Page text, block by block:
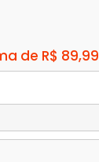
de R$ 89,99